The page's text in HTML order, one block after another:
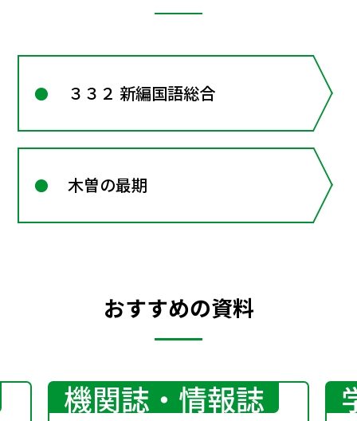
３３２ 新編国語総合
木曽の最期
おすすめの資料
機関誌・情報誌